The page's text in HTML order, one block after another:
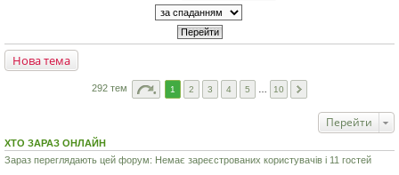
Нова тема
292 тем 1 2 3 4 5 10
Перейти
ХТО ЗАРАЗ ОНЛАЙН
Зараз переглядають цей форум: Немає зареєстрованих користувачів і 11 гостей